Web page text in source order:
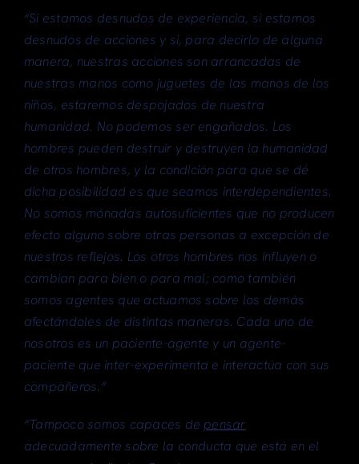
“Si estamos desnudos de experiencia, si estamos
desnudos de acciones y si, para decirlo de alguna
manera, nuestras acciones son arrancadas de
nuestras manos como juguetes de las manos de los
niños, estaremos despojados de nuestra
humanidad. No podemos ser engañados. Los
hombres pueden destruir y destruyen la humanidad
de otros hombres, y la condición para que se dé
dicha posibilidad es que seamos interdependientes.
No somos mónadas autosuficientes que no producen
efecto alguno sobre otras personas a excepción de
nuestros reflejos. Los otros hombres nos influyen o
cambian para bien o para mal; como también
somos agentes que actuamos sobre los demás
afectándoles de distintas maneras. Cada uno de
nosotros es un paciente-agente y un agente-
paciente que inter-experimenta e interactúa con sus
compañeros.”
“Tampoco somos capaces depensar
adecuadamente sobre la conducta que está en el